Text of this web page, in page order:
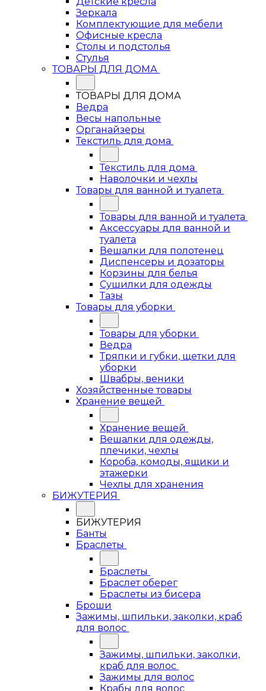
Зеркала
Комплектующие для мебели
Офисные кресла
Столы и подстолья
Стулья
ТОВАРЫ ДЛЯ ДОМА
ТОВАРЫ ДЛЯ ДОМА
Ведра
Весы напольные
Органайзеры
Текстиль для дома
Текстиль для дома
Наволочки и чехлы
Товары для ванной и туалета
Товары для ванной и туалета
Аксессуары для ванной и
туалета
Вешалки для полотенец
Диспенсеры и дозаторы
Корзины для белья
Сушилки для одежды
Тазы
Товары для уборки
Товары для уборки
Ведра
Тряпки и губки, щетки для
уборки
Швабры, веники
Хозяйственные товары
Хранение вещей
Хранение вещей
Вешалки для одежды,
плечики, чехлы
Короба, комоды, ящики и
этажерки
Чехлы для хранения
БИЖУТЕРИЯ
БИЖУТЕРИЯ
Банты
Браслеты
Браслеты
Браслет оберег
Браслеты из бисера
Броши
Зажимы, шпильки, заколки, краб
для волос
Зажимы, шпильки, заколки,
краб для волос
Зажимы для волос
Крабы для волос